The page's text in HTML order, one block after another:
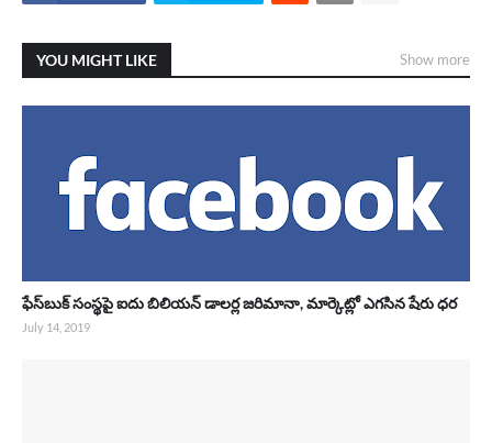
YOU MIGHT LIKE Show more
ఫేస్‌బుక్‌ సంస్థపై ఐదు బిలియన్ డాలర్ల జరిమానా, మార్కెట్లో ఎగసిన షేరు ధర
July 14, 2019